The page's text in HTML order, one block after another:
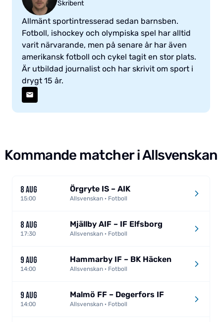
Skribent
Allmänt sportintresserad sedan barnsben.
Fotboll, ishockey och olympiska spel har alltid
varit närvarande, men på senare år har även
amerikansk fotboll och cykel tagit en stor plats.
Är utbildad journalist och har skrivit om sport i
drygt 15 år.
Kommande matcher i Allsvenskan
8 AUG
15:00
Örgryte IS – AIK
Allsvenskan · Fotboll
8 AUG
17:30
Mjällby AIF – IF Elfsborg
Allsvenskan · Fotboll
9 AUG
14:00
Hammarby IF – BK Häcken
Allsvenskan · Fotboll
9 AUG
14:00
Malmö FF – Degerfors IF
Allsvenskan · Fotboll